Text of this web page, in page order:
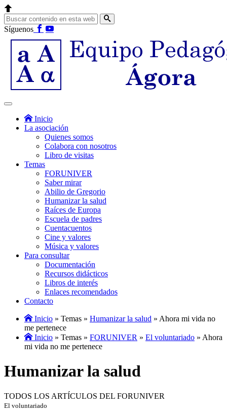
Síguenos
Inicio
La asociación
Quienes somos
Colabora con nosotros
Libro de visitas
Temas
FORUNIVER
Saber mirar
Abilio de Gregorio
Humanizar la salud
Raíces de Europa
Escuela de padres
Cuentacuentos
Cine y valores
Música y valores
Para consultar
Documentación
Recursos didácticos
Libros de interés
Enlaces recomendados
Contacto
Inicio » Temas » Humanizar la salud » Ahora mi vida no
me pertenece
Inicio » Temas » FORUNIVER » El voluntariado » Ahora
mi vida no me pertenece
Humanizar la salud
TODOS LOS ARTÍCULOS DEL FORUNIVER
El voluntariado